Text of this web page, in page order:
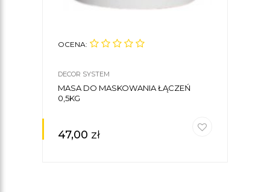
OCENA:
DECOR SYSTEM
MASA DO MASKOWANIA ŁĄCZEŃ
0,5KG
47,00 zł